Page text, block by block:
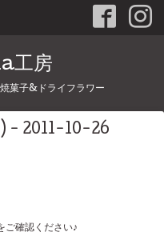
工房
菓子&ドライフラワー
- 2011-10-26
ご確認ください♪